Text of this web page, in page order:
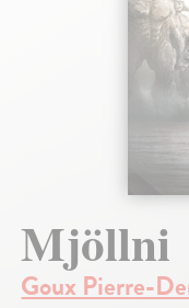
Mjöllni
Goux Pierre-